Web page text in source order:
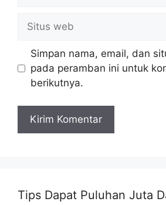
Situs
web
Simpan nama, email, dan
pada peramban ini untuk
berikutnya.
Tips Dapat Puluhan Juta